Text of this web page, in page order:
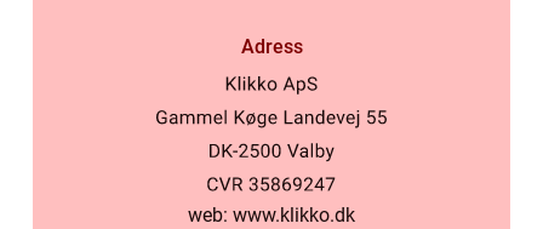
Adress
web: www.klikko.dk